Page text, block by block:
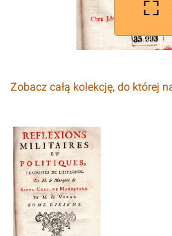
Zobacz całą kolekcję, do której